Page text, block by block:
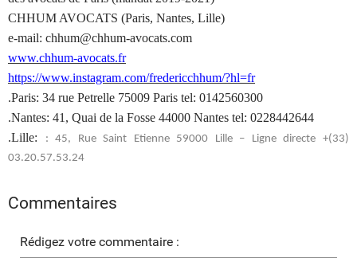
CHHUM AVOCATS (Paris, Nantes, Lille)
e-mail: chhum@chhum-avocats.com
www.chhum-avocats.fr
https://www.instagram.com/fredericchhum/?hl=fr
.Paris: 34 rue Petrelle 75009 Paris tel: 0142560300
.Nantes: 41, Quai de la Fosse 44000 Nantes tel: 0228442644
.Lille:
: 45, Rue Saint Etienne 59000 Lille – Ligne directe +(33)
03.20.57.53.24
Commentaires
Rédigez votre commentaire :